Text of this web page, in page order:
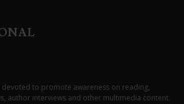
to promote awareness on reading,
author interviews and other multimedia content.